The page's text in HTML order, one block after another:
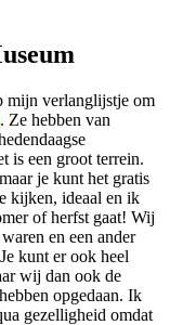
mijn verlanglijstje om
. Ze hebben van
is een groot terrein.
je kunt het gratis
kijken, ideaal en ik
of herfst gaat! Wij
en een ander
kunt er ook heel
wij dan ook de
opgedaan. Ik
gezelligheid omdat